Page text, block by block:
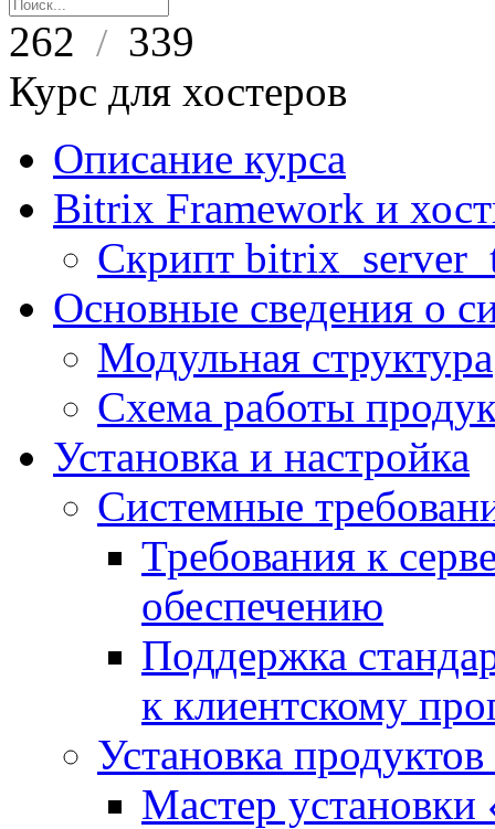
262 / 339
Курс для хостеров
Описание курса
Bitrix Framework и
Скрипт
Основные сведения о
Модульная структура
Схема работы
Установка и настройка
Системные
Требования к
обеспечению
Поддержка
к клиентскому
Установка
Мастер